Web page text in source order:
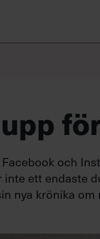
och
inte ett endaste
nya krönika